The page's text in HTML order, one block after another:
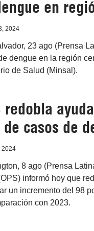
en
2024
23 ago (Prensa
dengue en la región
de Salud (Minsal).
redobla
casos de
2024
8 ago (Prensa
informó hoy que
un incremento del 98
con 2023.